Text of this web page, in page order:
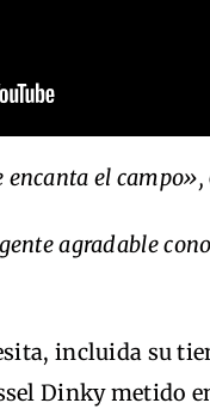
el campo»,
agradable
incluida su
Dinky metido